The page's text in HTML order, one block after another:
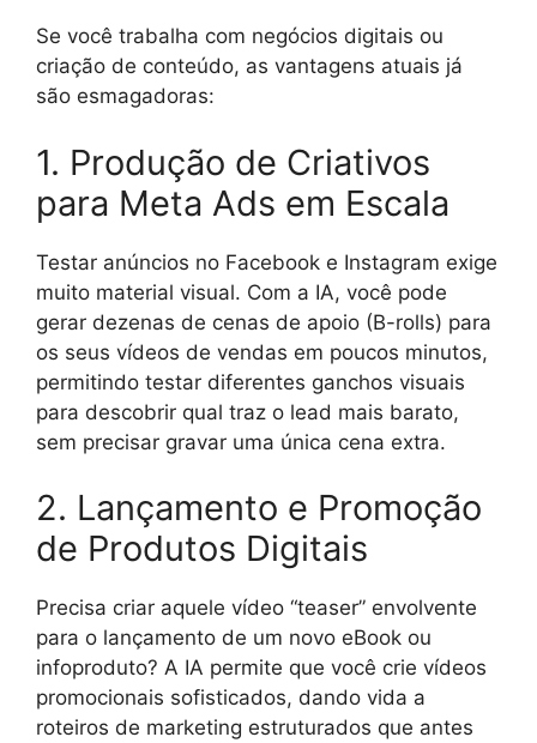
Se você trabalha com negócios digitais ou
criação de conteúdo, as vantagens atuais já
são esmagadoras:
1. Produção de Criativos
para Meta Ads em Escala
Testar anúncios no Facebook e Instagram exige
muito material visual. Com a IA, você pode
gerar dezenas de cenas de apoio (B-rolls) para
os seus vídeos de vendas em poucos minutos,
permitindo testar diferentes ganchos visuais
para descobrir qual traz o lead mais barato,
sem precisar gravar uma única cena extra.
2. Lançamento e Promoção
de Produtos Digitais
Precisa criar aquele vídeo “teaser” envolvente
para o lançamento de um novo eBook ou
infoproduto? A IA permite que você crie vídeos
promocionais sofisticados, dando vida a
roteiros de marketing estruturados que antes